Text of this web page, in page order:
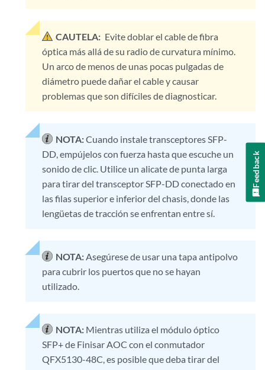
CAUTELA: Evite doblar el cable de fibra
óptica más allá de su radio de curvatura mínimo.
Un arco de menos de unas pocas pulgadas de
diámetro puede dañar el cable y causar
problemas que son difíciles de diagnosticar.
NOTA:Cuando instale transceptores SFP-
DD, empújelos con fuerza hasta que escuche un
sonido de clic. Utilice un alicate de punta larga
para tirar del transceptor SFP-DD conectado en
las filas superior e inferior del chasis, donde las
lengüetas de tracción se enfrentan entre sí.
NOTA:Asegúrese de usar una tapa antipolvo
para cubrir los puertos que no se hayan
utilizado.
NOTA: Mientras utiliza el módulo óptico
SFP+ de Finisar AOC con el conmutador
QFX5130-48C, es posible que deba tirar del
Feedback